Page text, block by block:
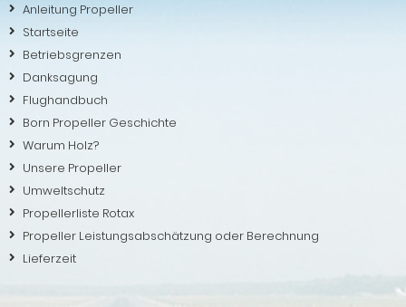
Anleitung Propeller
Startseite
Betriebsgrenzen
Danksagung
Flughandbuch
Born Propeller Geschichte
Warum Holz?
Unsere Propeller
Umweltschutz
Propellerliste Rotax
Propeller Leistungsabschätzung oder Berechnung
Lieferzeit